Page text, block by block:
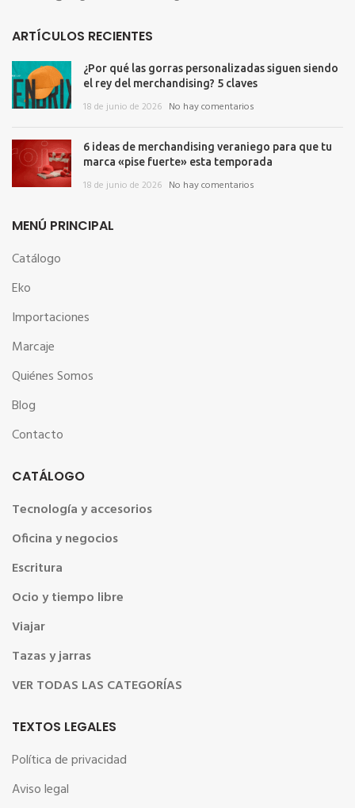
ARTÍCULOS RECIENTES
¿Por qué las gorras personalizadas siguen siendo
el rey del merchandising? 5 claves
18 de junio de 2026 No hay comentarios
6 ideas de merchandising veraniego para que tu
marca «pise fuerte» esta temporada
18 de junio de 2026 No hay comentarios
MENÚ PRINCIPAL
Catálogo
Eko
Importaciones
Marcaje
Quiénes Somos
Blog
Contacto
CATÁLOGO
Tecnología y accesorios
Oficina y negocios
Escritura
Ocio y tiempo libre
Viajar
Tazas y jarras
VER TODAS LAS CATEGORÍAS
TEXTOS LEGALES
Política de privacidad
Aviso legal